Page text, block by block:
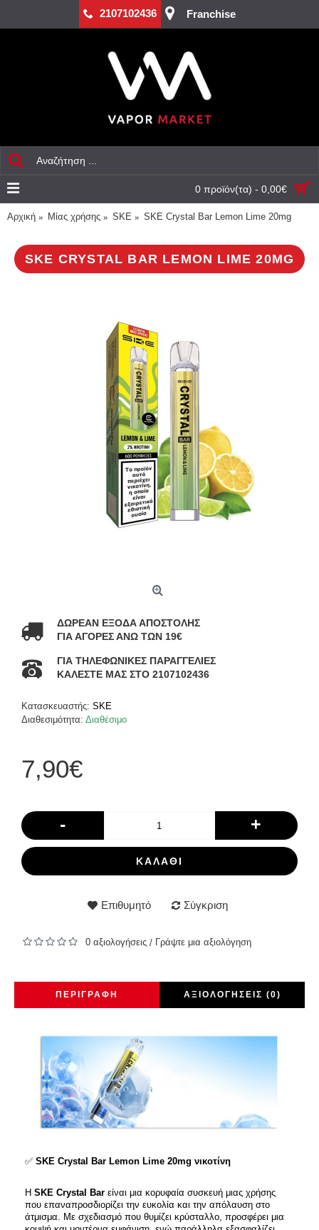
2107102436 Franchise
0 προϊόν(τα) - 0,00€
Αρχική Mίας χρήσης SKE SKE Crystal Bar Lemon Lime 20mg
SKE CRYSTAL BAR LEMON LIME 20MG
ΔΩΡΕΑΝ ΕΞΟΔΑ ΑΠΟΣΤΟΛΗΣ
ΓΙΑ ΑΓΟΡΕΣ ΑΝΩ ΤΩΝ 19€
ΓΙΑ ΤΗΛΕΦΩΝΙΚΕΣ ΠΑΡΑΓΓΕΛΙΕΣ
ΚΑΛΕΣΤΕ ΜΑΣ ΣΤΟ 2107102436
Κατασκευαστής: SKE
Διαθεσιμότητα: Διαθέσιμο
7,90€
- +
ΚΑΛΆΘΙ
Επιθυμητό Σύγκριση
0 αξιολογήσεις / Γράψτε μια αξιολόγηση
ΠΕΡΙΓΡΑΦΉ ΑΞΙΟΛΟΓΉΣΕΙΣ (0)
✅ SKE Crystal Bar Lemon Lime 20mg νικοτίνη
Η SKE Crystal Bar είναι μια κορυφαία συσκευή μιας χρήσης
που επαναπροσδιορίζει την ευκολία και την απόλαυση στο
άτμισμα. Με σχεδιασμό που θυμίζει κρύσταλλο, προσφέρει μια